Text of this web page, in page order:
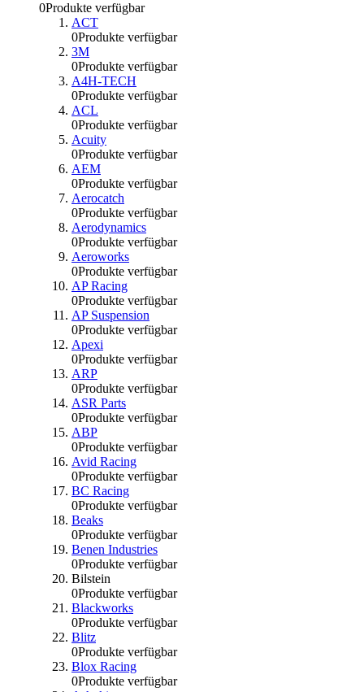
0Produkte verfügbar
ACT
0Produkte verfügbar
3M
0Produkte verfügbar
A4H-TECH
0Produkte verfügbar
ACL
0Produkte verfügbar
Acuity
0Produkte verfügbar
AEM
0Produkte verfügbar
Aerocatch
0Produkte verfügbar
Aerodynamics
0Produkte verfügbar
Aeroworks
0Produkte verfügbar
AP Racing
0Produkte verfügbar
AP Suspension
0Produkte verfügbar
Apexi
0Produkte verfügbar
ARP
0Produkte verfügbar
ASR Parts
0Produkte verfügbar
ABP
0Produkte verfügbar
Avid Racing
0Produkte verfügbar
BC Racing
0Produkte verfügbar
Beaks
0Produkte verfügbar
Benen Industries
0Produkte verfügbar
Bilstein
0Produkte verfügbar
Blackworks
0Produkte verfügbar
Blitz
0Produkte verfügbar
Blox Racing
0Produkte verfügbar